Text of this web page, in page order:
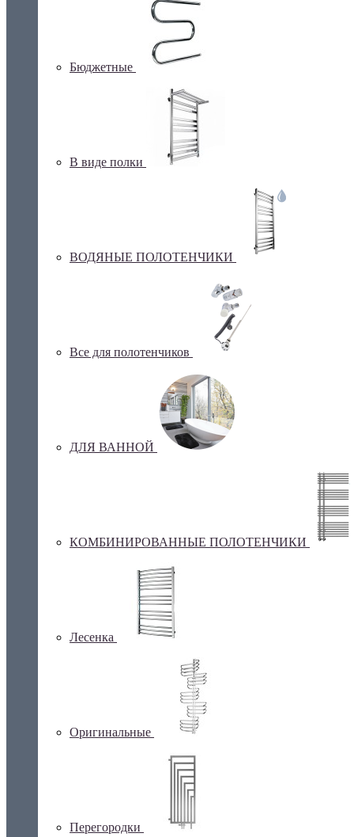
Бюджетные
В виде полки
ВОДЯНЫЕ ПОЛОТЕНЧИКИ
Все для полотенчиков
ДЛЯ ВАННОЙ
КОМБИНИРОВАННЫЕ ПОЛОТЕНЧИКИ
Лесенка
Оригинальные
Перегородки